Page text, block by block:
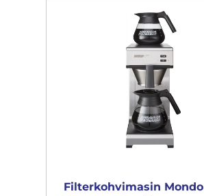
Filterkohvimasin Mondo